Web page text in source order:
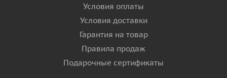
Условия оплаты
Условия доставки
Гарантия на товар
Правила продаж
Подарочные сертификаты